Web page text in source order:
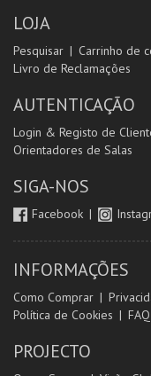
LOJA
Pesquisar Carrinho de
Livro de Reclamações
AUTENTICAÇÃO
Login & Registo de
Orientadores de Salas
SIGA-NOS
Facebook
INFORMAÇÕES
Como Comprar
Política de Cookies
FAQ
PROJECTO